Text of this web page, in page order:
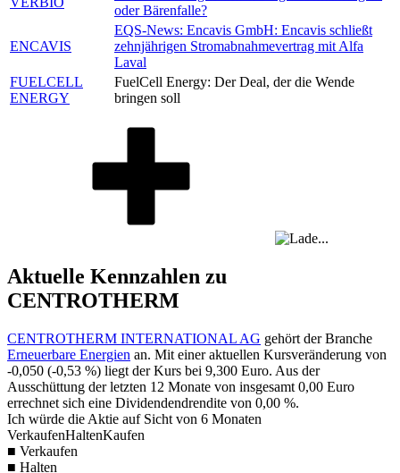
oder Bärenfalle?
ENCAVIS
EQS-News: Encavis GmbH: Encavis schließt
zehnjährigen Stromabnahmevertrag mit Alfa
Laval
FUELCELL
ENERGY
FuelCell Energy: Der Deal, der die Wende
bringen soll
Aktuelle Kennzahlen zu
CENTROTHERM
CENTROTHERM INTERNATIONAL AG gehört der Branche
Erneuerbare Energien an. Mit einer aktuellen Kursveränderung von
-0,050 (-0,53 %) liegt der Kurs bei 9,300 Euro. Aus der
Ausschüttung der letzten 12 Monate von insgesamt 0,00 Euro
errechnet sich eine Dividendendrendite von 0,00 %.
Ich würde die Aktie auf Sicht von 6 Monaten
VerkaufenHaltenKaufen
■ Verkaufen
■ Halten